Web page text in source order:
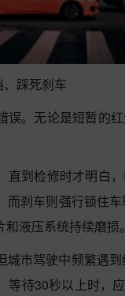
踩死刹车
误。无论是短暂的
直到检修时才明白
而刹车则强行锁住
和液压系统持续磨损
城市驾驶中频繁遇
等待30秒以上时，